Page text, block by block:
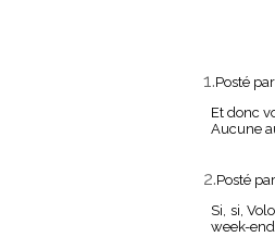
1.Posté par
Et donc
Aucune
2.Posté par
Si, si,
week-